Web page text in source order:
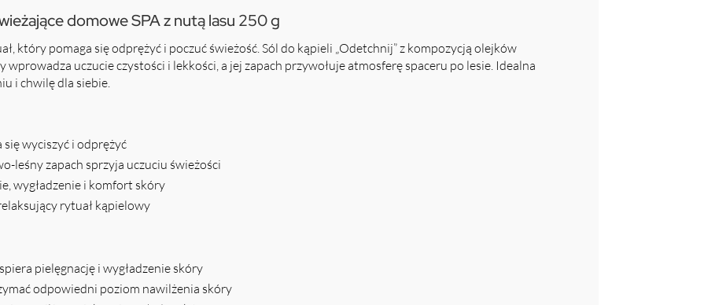
domowe SPA z nutą lasu 250 g
który pomaga się odprężyć i poczuć świeżość. Sól do kąpieli „Odetchnij” z kompozycją olejków
uczucie czystości i lekkości, a jej zapach przywołuje atmosferę spaceru po lesie. Idealna
i chwilę dla siebie.
się wyciszyć i odprężyć
leśny zapach sprzyja uczuciu świeżości
wygładzenie i komfort skóry
rytuał kąpielowy
pielęgnację i wygładzenie skóry
odpowiedni poziom nawilżenia skóry